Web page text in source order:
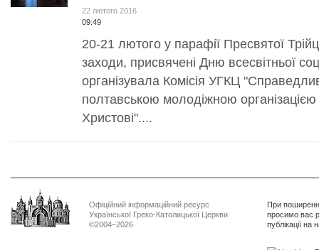
22 лютого 2016
09:49
20-21 лютого у парафії Пресвятої
заходи, присвячені Дню всесвітньої
організувала Комісія УГКЦ
полтавською молодіжною
Христові"....
Офіційний інформаційний ресурс
Української Греко-Католицької Церкви
©2004–2026
При
просимо вас
публікації на